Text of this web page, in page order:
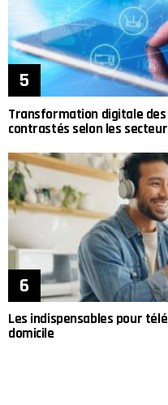
Transformation digitale
contrastés selon les
Les indispensables pour
domicile